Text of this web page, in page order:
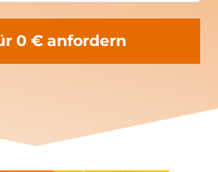
0 € anfordern